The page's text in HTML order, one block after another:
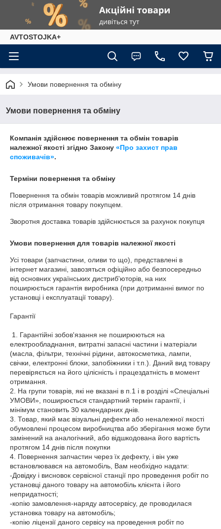
AVTOSTOJKA+
Умови повернення та обміну
Умови повернення та обміну
Компанія здійснює повернення та обмін товарів
належної якості згідно Закону «Про захист прав
споживачів».
Терміни повернення та обміну
Повернення та обмін товарів можливий протягом 14 днів
після отримання товару покупцем.
Зворотня доставка товарів здійснюється за рахунок покупця
Умови повернення для товарів належної якості
Усі товари (запчастини, оливи то що), представлені в
інтернет магазині, завозяться офіційно або безпосередньо
від основних українських дистриб'юторів, на них
поширюється гарантія виробника (при дотриманні вимог по
установці і експлуатації товару).
Гарантії
електрообладнання, витратні запасні частини і матеріали
(масла, фільтри, технічні рідини, автокосметика, лампи,
свічки, електронні блоки, запобіжники і т.п.). Даний вид товару
перевіряється на його цілісність і працездатність в момент
отримання.
2. На групи товарів, які не вказані в п.1 і в розділі «Спеціальні
УМОВИ», поширюється стандартний термін гарантії, і
мінімум становить 30 календарних днів.
3. Товар, який має візуальні дефекти або неналежної якості
обумовлені процесом виробництва або зберігання може бути
замінений на аналогічний, або відшкодована його вартість
протягом 14 днів після покупки
4. Повернення запчастин через їх дефекту, і він уже
встановлювався на автомобіль, Вам необхідно надати:
-Довідку і висновок сервісної станції про проведення робіт по
установці даного товару на автомобіль клієнта і його
непридатності;
-копію замовлення-наряду автосервісу, де проводилася
установка товару на автомобіль;
-копію ліцензії даного сервісу на проведення робіт по